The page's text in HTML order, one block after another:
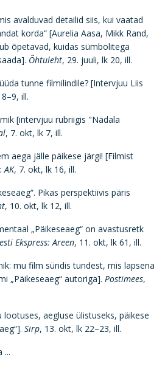
avalduvad detailid siis, kui vaatad
korda“ [Aurelia Aasa, Mikk Rand,
õpetavad, kuidas sümbolitega
Õhtuleht, 29. juuli, lk 20, ill.
tunne filmilindile? [Intervjuu Liis
ill.
[intervjuu rubriigis "Nädala
, 7. okt, lk 7, ill.
aega jälle päikese järgi! [Filmist
AK, 7. okt, lk 16, ill.
Pikas perspektiivis päris
, 10. okt, lk 12, ill.
„Päikeseaeg“ on avastusretk
Ekspress: Areen, 11. okt, lk 61, ill.
mu film sündis tundest, mis lapsena
„Päikeseaeg“ autoriga]. Postimees,
lootuses, aegluse ülistuseks, päikese
Sirp, 13. okt, lk 22–23, ill.
...